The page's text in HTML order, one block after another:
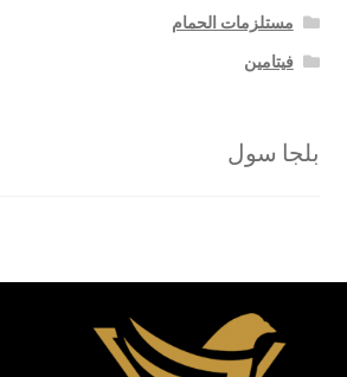
مستلزمات الحمام
فيتامين
بلجا سول